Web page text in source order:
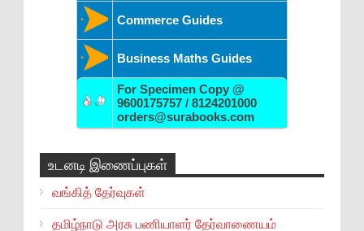
Commerce Guides
Business Maths Guides
For Specimen Copy @
9600175757 / 8124201000
orders@surabooks.com
உடனடி இணைப்புகள்
வங்கித் தேர்வுகள்
தமிழ்நாடு அரசு பணியாளர் தேர்வாணையம்